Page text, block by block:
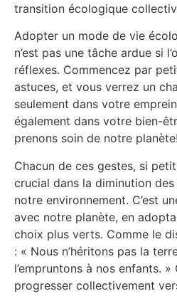
transition écologique
Adopter un mode de vie
n’est pas une tâche ardue si
réflexes. Commencez par
astuces, et vous verrez un
seulement dans votre
également dans votre bien-
prenons soin de notre planète!
Chacun de ces gestes, si
crucial dans la diminution
notre environnement. C’est
avec notre planète, en
choix plus verts. Comme le
: « Nous n’héritons pas la
l’empruntons à nos enfants. »
progresser collectivement